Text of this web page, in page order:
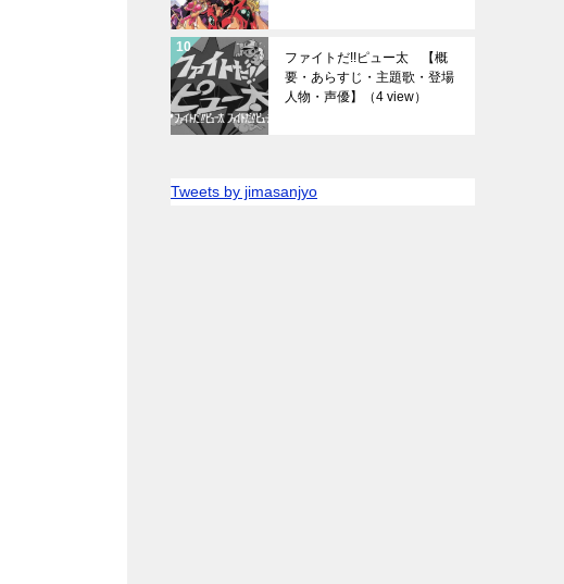
ファイトだ!!ピュー太 【概
要・あらすじ・主題歌・登場
人物・声優】
（4 view）
Tweets by jimasanjyo